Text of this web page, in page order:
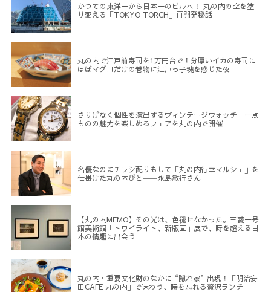
かつての東洋一から日本一のビルへ！ 丸の内の空を塗
り変える「TOKYO TORCH」再開発秘話
丸の内で江戸前寿司を1万円台で！分厚いイカの寿司に
ほぼマグロだけの巻物に江戸っ子魂を感じた夜
さりげなく個性を演出するヴィンテージウォッチ 一点
ものの魅力を楽しめるフェアを丸の内で開催
名優なのにチラシ配りもして「丸の内行幸マルシェ」を
仕掛けた丸の内びと――永島敏行さん
【丸の内MEMO】その光は、色褪せなかった。三菱一号
館美術館「トワイライト、新版画」展で、時を超える日
本の情趣に出会う
丸の内・重要文化財のなかに“隠れ家”出現！「明治安
田CAFE 丸の内」で味わう、時を忘れる贅沢ランチ